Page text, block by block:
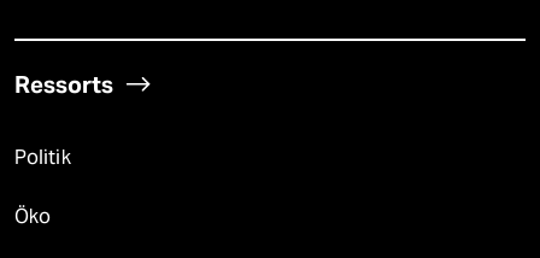
Ressorts
Politik
Öko